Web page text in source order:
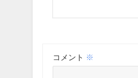
コメント ※